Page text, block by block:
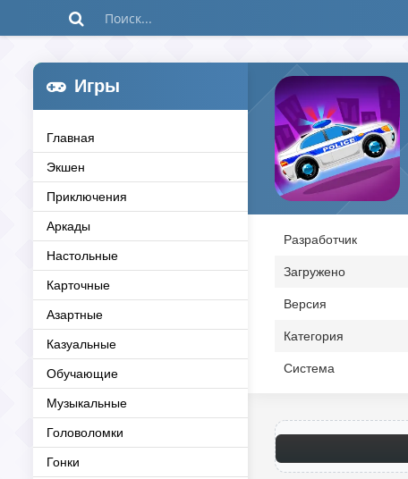
Игры
Главная
Экшен
Приключения
Аркады
Настольные
Карточные
Азартные
Казуальные
Обучающие
Музыкальные
Головоломки
Гонки
Разработчик
Загружено
Версия
Категория
Система